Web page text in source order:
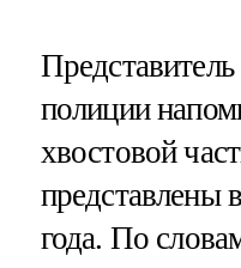
полиции
хвостовой
представлены
года. По